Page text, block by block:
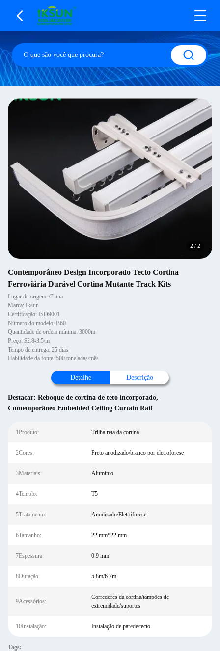
2 /2
Contemporâneo Design Incorporado Tecto Cortina
Ferroviária Durável Cortina Mutante Track Kits
Lugar de origem: China
Marca: Iksun
Certificação: ISO9001
Número do modelo: B60
Quantidade de ordem mínima: 3000m
Preço: $2.8-3.5/m
Tempo de entrega: 25 dias
Habilidade da fonte: 500 toneladas/mês
Detalhe Descrição
Destacar: Reboque de cortina de teto incorporado,
Contemporâneo Embedded Ceiling Curtain Rail
1Produto: Trilha reta da cortina
2Cores: Preto anodizado/branco por eletroforese
3Materiais: Alumínio
4Templo: T5
5Tratamento: Anodizado/Eletróforese
6Tamanho: 22 mm*22 mm
7Espessura: 0.9 mm
8Duração: 5.8m/6.7m
9Acessórios:
Corredores da cortina/tampões de
extremidade/suportes
10Instalação: Instalação de parede/tecto
Tags: